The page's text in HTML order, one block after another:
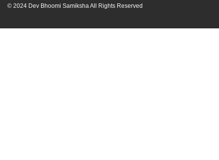
© 2024 Dev Bhoomi Samiksha All Rights Reserved